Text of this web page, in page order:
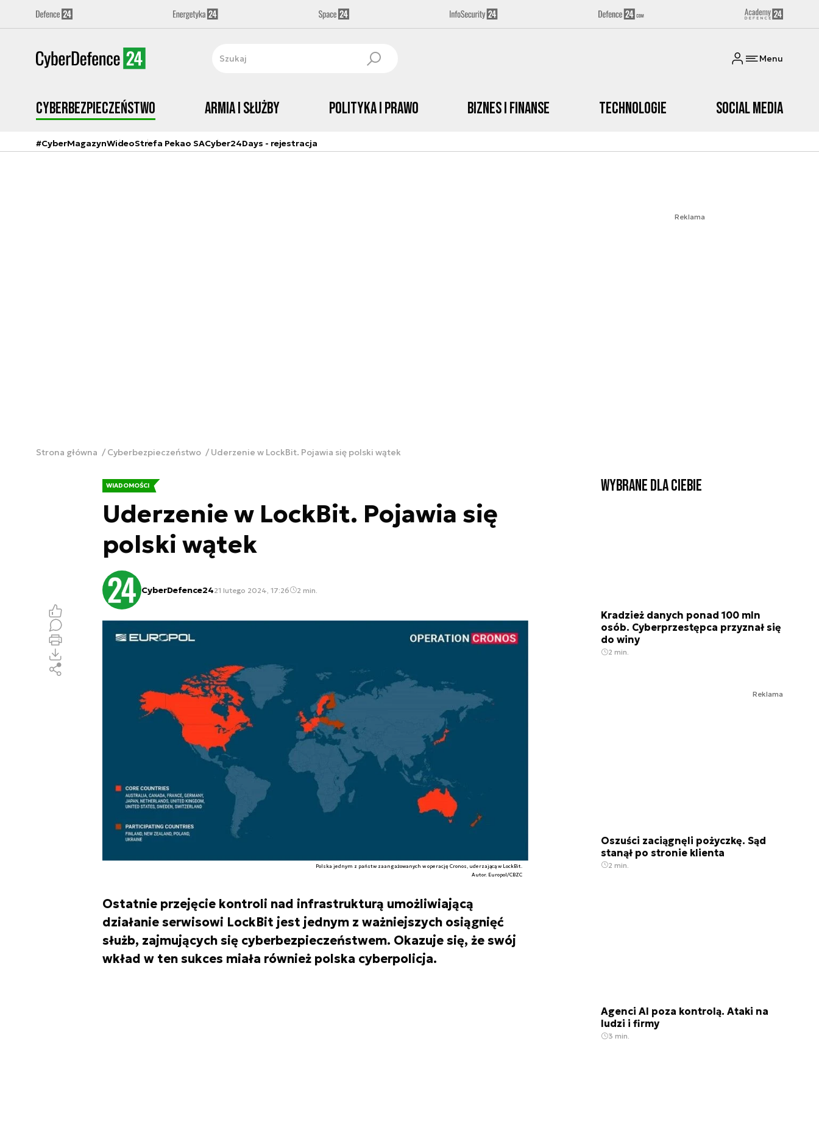
Menu
Cyberbezpieczeństwo Armia i Służby Polityka i prawo Biznes i Finanse Technologie Social media
#CyberMagazynWideoStrefa Pekao SACyber24Days - rejestracja
Reklama
Strona główna Cyberbezpieczeństwo Uderzenie w LockBit. Pojawia się polski wątek
WIADOMOŚCI
Uderzenie w LockBit. Pojawia się
polski wątek
CyberDefence2421 lutego 2024, 17:26 2 min.
Polska jednym z państw zaangażowanych w operację Cronos, uderzającą w LockBit.
Autor. Europol/CBZC
Ostatnie przejęcie kontroli nad infrastrukturą umożliwiającą
działanie serwisowi LockBit jest jednym z ważniejszych osiągnięć
służb, zajmujących się cyberbezpieczeństwem. Okazuje się, że swój
wkład w ten sukces miała również polska cyberpolicja.
Wybrane dla Ciebie
Kradzież danych ponad 100 mln
osób. Cyberprzestępca przyznał się
do winy
2 min.
Reklama
Oszuści zaciągnęli pożyczkę. Sąd
stanął po stronie klienta
2 min.
Agenci AI poza kontrolą. Ataki na
ludzi i firmy
3 min.